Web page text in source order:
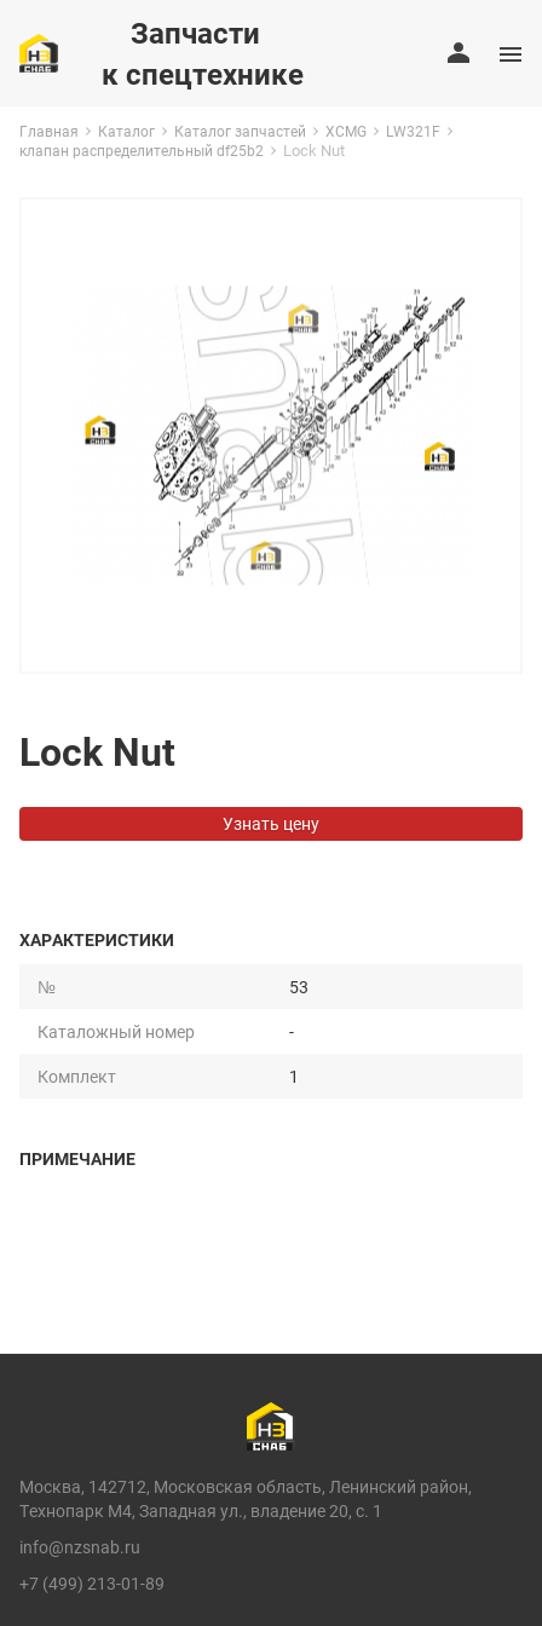
Запчасти
к спецтехнике
Главная Каталог Каталог запчастей XCMG
LW321F
клапан распределительный df25b2
Lock Nut
Lock Nut
Узнать цену
ХАРАКТЕРИСТИКИ
№
53
Каталожный номер
-
Комплект
1
ПРИМЕЧАНИЕ
Москва, 142712, Московская область, Ленинский район,
Технопарк М4, Западная ул., владение 20, с. 1
info@nzsnab.ru
+7 (499) 213-01-89